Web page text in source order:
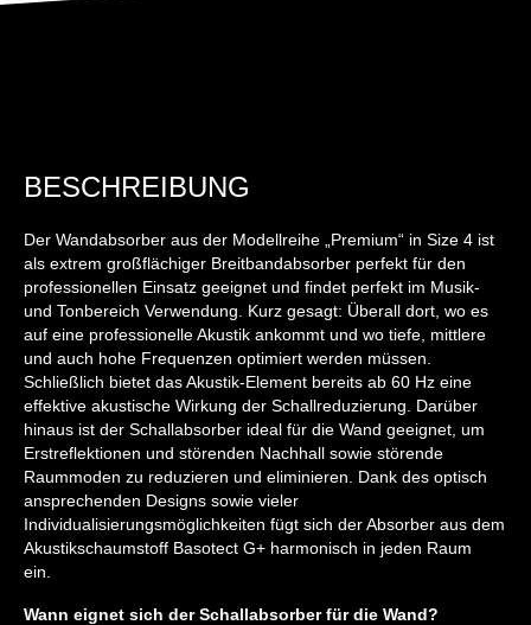
BESCHREIBUNG
Der Wandabsorber aus der Modellreihe „Premium“ in Size 4 ist
als extrem großflächiger Breitbandabsorber perfekt für den
professionellen Einsatz geeignet und findet perfekt im Musik-
und Tonbereich Verwendung. Kurz gesagt: Überall dort, wo es
auf eine professionelle Akustik ankommt und wo tiefe, mittlere
und auch hohe Frequenzen optimiert werden müssen.
Schließlich bietet das Akustik-Element bereits ab 60 Hz eine
effektive akustische Wirkung der Schallreduzierung. Darüber
hinaus ist der Schallabsorber ideal für die Wand geeignet, um
Erstreflektionen und störenden Nachhall sowie störende
Raummoden zu reduzieren und eliminieren. Dank des optisch
ansprechenden Designs sowie vieler
Individualisierungsmöglichkeiten fügt sich der Absorber aus dem
Akustikschaumstoff Basotect G+ harmonisch in jeden Raum
ein.
Wann eignet sich der Schallabsorber für die Wand?